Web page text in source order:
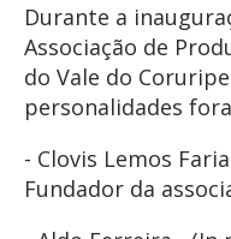
Durante a
Associação de
do Vale do
personalidades
- Clovis Lemos
Fundador da